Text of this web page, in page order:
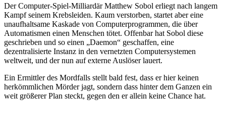
Der Computer-Spiel-Milliardär Matthew Sobol erliegt nach langem
Kampf seinem Krebsleiden. Kaum verstorben, startet aber eine
unaufhaltsame Kaskade von Computerprogrammen, die über
Automatismen einen Menschen tötet. Offenbar hat Sobol diese
geschrieben und so einen „Daemon“ geschaffen, eine
dezentralisierte Instanz in den vernetzten Computersystemen
weltweit, und der nun auf externe Auslöser lauert.
Ein Ermittler des Mordfalls stellt bald fest, dass er hier keinen
herkömmlichen Mörder jagt, sondern dass hinter dem Ganzen ein
weit größerer Plan steckt, gegen den er allein keine Chance hat.